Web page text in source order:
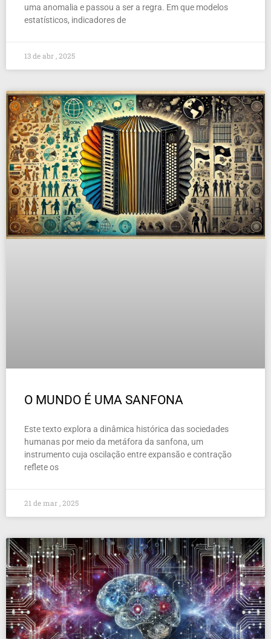
uma anomalia e passou a ser a regra. Em que modelos
estatísticos, indicadores de
13 de abr , 2025
O MUNDO É UMA SANFONA
Este texto explora a dinâmica histórica das sociedades
humanas por meio da metáfora da sanfona, um
instrumento cuja oscilação entre expansão e contração
reflete os
21 de mar , 2025